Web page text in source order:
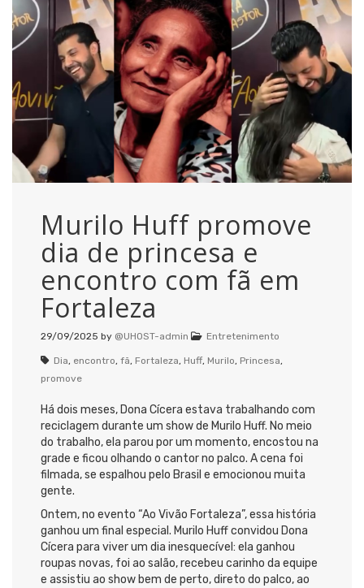
Murilo Huff promove
dia de princesa e
encontro com fã em
Fortaleza
29/09/2025 by @UHOST-admin Entretenimento
Dia, encontro, fã, Fortaleza, Huff, Murilo, Princesa,
promove
Há dois meses, Dona Cícera estava trabalhando com
reciclagem durante um show de Murilo Huff. No meio
do trabalho, ela parou por um momento, encostou na
grade e ficou olhando o cantor no palco. A cena foi
filmada, se espalhou pelo Brasil e emocionou muita
gente.
Ontem, no evento “Ao Vivão Fortaleza”, essa história
ganhou um final especial. Murilo Huff convidou Dona
Cícera para viver um dia inesquecível: ela ganhou
roupas novas, foi ao salão, recebeu carinho da equipe
e assistiu ao show bem de perto, direto do palco, ao